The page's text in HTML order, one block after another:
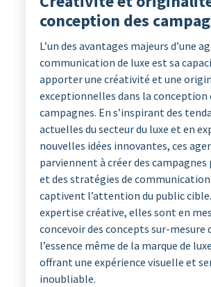
conception des
L’un des avantages majeurs d’une
communication de luxe est sa
apporter une créativité et une
exceptionnelles dans la conception
campagnes. En s’inspirant des
actuelles du secteur du luxe et en
nouvelles idées innovantes, ces
parviennent à créer des
et des stratégies de communication
captivent l’attention du public
expertise créative, elles sont en
concevoir des concepts sur-
l’essence même de la marque de
offrant une expérience visuelle et
inoubliable.